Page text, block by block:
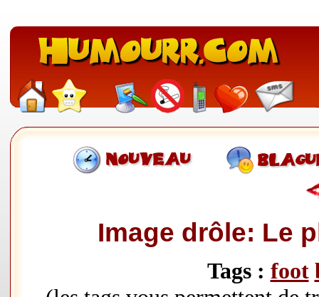
Image drôle: Le
Tags : foot